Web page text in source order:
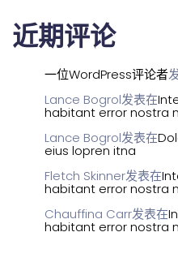
近期评论
一位WordPress评论者
Lance Bogrol发表在
habitant error nostra
Lance Bogrol发表在
eius lopren itna
Fletch Skinner发表在
habitant error nostra
Chauffina Carr发表在
habitant error nostra